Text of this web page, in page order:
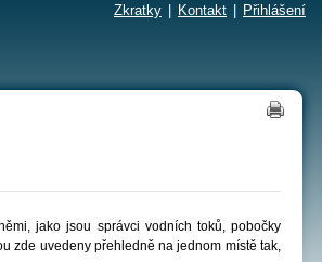
Zkratky Kontakt Přihlášení
jako jsou správci vodních toků, pobočky
zde uvedeny přehledně na jednom místě tak,